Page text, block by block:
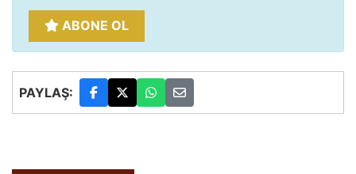
ABONE OL
PAYLAŞ: